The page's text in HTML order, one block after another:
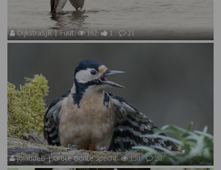
DijkstraSJR | Fuut 162 1 21
JolandeB | Grote Bonte Specht 150 20